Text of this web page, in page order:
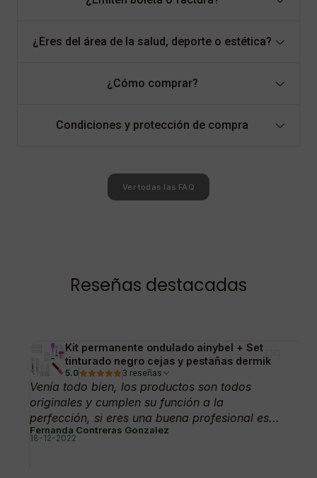
¿Eres del área de la salud, deporte o estética?
¿Cómo comprar?
Condiciones y protección de compra
Ver todas las FAQ
Reseñas destacadas
Kit permanente ondulado ainybel + Set
tinturado negro cejas y pestañas dermik
5.0 3 reseñas
Venía todo bien, los productos son todos
originales y cumplen su función a la
perfección, si eres una buena profesional es...
Fernanda Contreras Gonzalez
18-12-2022